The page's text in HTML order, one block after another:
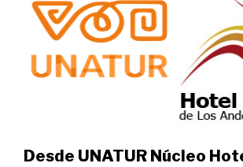
Desde UNATUR Núcleo